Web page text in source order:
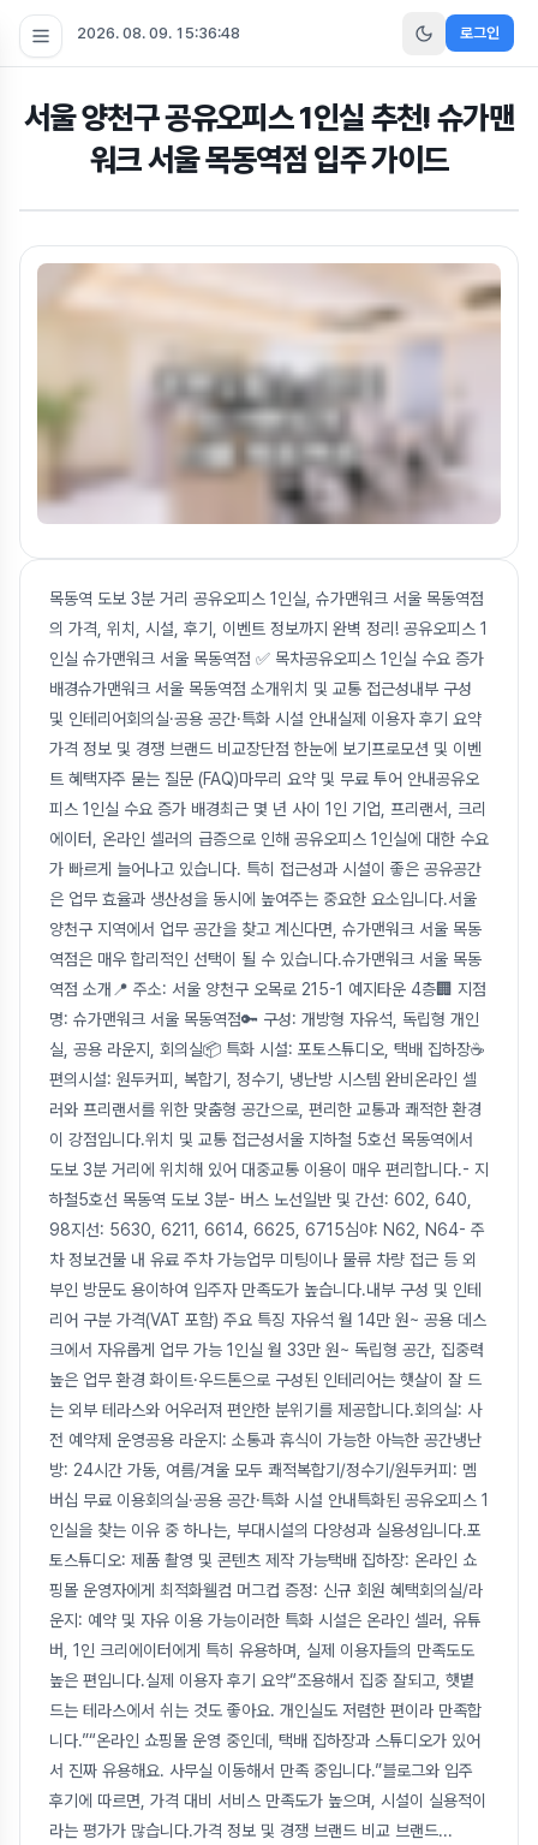
2026. 08. 09. 15:36:50 로그인
서울 양천구 공유오피스 1인실 추천! 슈가맨
워크 서울 목동역점 입주 가이드
목동역 도보 3분 거리 공유오피스 1인실, 슈가맨워크 서울 목동역점
의 가격, 위치, 시설, 후기, 이벤트 정보까지 완벽 정리! 공유오피스 1
인실 슈가맨워크 서울 목동역점 ✅ 목차공유오피스 1인실 수요 증가
배경슈가맨워크 서울 목동역점 소개위치 및 교통 접근성내부 구성
및 인테리어회의실·공용 공간·특화 시설 안내실제 이용자 후기 요약
가격 정보 및 경쟁 브랜드 비교장단점 한눈에 보기프로모션 및 이벤
트 혜택자주 묻는 질문 (FAQ)마무리 요약 및 무료 투어 안내공유오
피스 1인실 수요 증가 배경최근 몇 년 사이 1인 기업, 프리랜서, 크리
에이터, 온라인 셀러의 급증으로 인해 공유오피스 1인실에 대한 수요
가 빠르게 늘어나고 있습니다. 특히 접근성과 시설이 좋은 공유공간
은 업무 효율과 생산성을 동시에 높여주는 중요한 요소입니다.서울
양천구 지역에서 업무 공간을 찾고 계신다면, 슈가맨워크 서울 목동
역점은 매우 합리적인 선택이 될 수 있습니다.슈가맨워크 서울 목동
역점 소개📍 주소: 서울 양천구 오목로 215-1 예지타운 4층🏢 지점
명: 슈가맨워크 서울 목동역점🔑 구성: 개방형 자유석, 독립형 개인
실, 공용 라운지, 회의실📦 특화 시설: 포토스튜디오, 택배 집하장☕
편의시설: 원두커피, 복합기, 정수기, 냉난방 시스템 완비온라인 셀
러와 프리랜서를 위한 맞춤형 공간으로, 편리한 교통과 쾌적한 환경
이 강점입니다.위치 및 교통 접근성서울 지하철 5호선 목동역에서
도보 3분 거리에 위치해 있어 대중교통 이용이 매우 편리합니다.- 지
하철5호선 목동역 도보 3분- 버스 노선일반 및 간선: 602, 640,
98지선: 5630, 6211, 6614, 6625, 6715심야: N62, N64- 주
차 정보건물 내 유료 주차 가능업무 미팅이나 물류 차량 접근 등 외
부인 방문도 용이하여 입주자 만족도가 높습니다.내부 구성 및 인테
리어 구분 가격(VAT 포함) 주요 특징 자유석 월 14만 원~ 공용 데스
크에서 자유롭게 업무 가능 1인실 월 33만 원~ 독립형 공간, 집중력
높은 업무 환경 화이트·우드톤으로 구성된 인테리어는 햇살이 잘 드
는 외부 테라스와 어우러져 편안한 분위기를 제공합니다.회의실: 사
전 예약제 운영공용 라운지: 소통과 휴식이 가능한 아늑한 공간냉난
방: 24시간 가동, 여름/겨울 모두 쾌적복합기/정수기/원두커피: 멤
버십 무료 이용회의실·공용 공간·특화 시설 안내특화된 공유오피스 1
인실을 찾는 이유 중 하나는, 부대시설의 다양성과 실용성입니다.포
토스튜디오: 제품 촬영 및 콘텐츠 제작 가능택배 집하장: 온라인 쇼
핑몰 운영자에게 최적화웰컴 머그컵 증정: 신규 회원 혜택회의실/라
운지: 예약 및 자유 이용 가능이러한 특화 시설은 온라인 셀러, 유튜
버, 1인 크리에이터에게 특히 유용하며, 실제 이용자들의 만족도도
높은 편입니다.실제 이용자 후기 요약“조용해서 집중 잘되고, 햇볕
드는 테라스에서 쉬는 것도 좋아요. 개인실도 저렴한 편이라 만족합
니다.”“온라인 쇼핑몰 운영 중인데, 택배 집하장과 스튜디오가 있어
서 진짜 유용해요. 사무실 이동해서 만족 중입니다.”블로그와 입주
후기에 따르면, 가격 대비 서비스 만족도가 높으며, 시설이 실용적이
라는 평가가 많습니다.가격 정보 및 경쟁 브랜드 비교 브랜드...